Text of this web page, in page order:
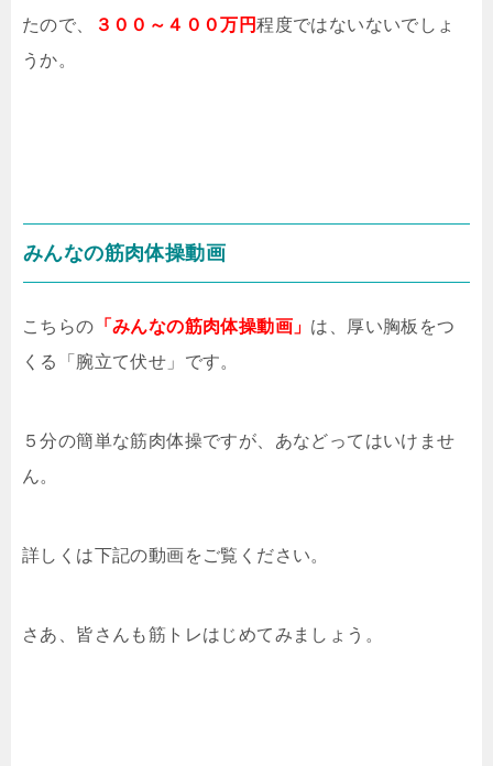
たので、
３００～４００万円程度ではないないでしょ
うか。
みんなの筋肉体操動画
こちらの 「みんなの筋肉体操動画」 は、厚い胸板をつ
くる「腕立て伏せ」です。
５分の簡単な筋肉体操ですが、あなどってはいけませ
ん。
詳しくは下記の動画をご覧ください。
さあ、皆さんも筋トレはじめてみましょう。